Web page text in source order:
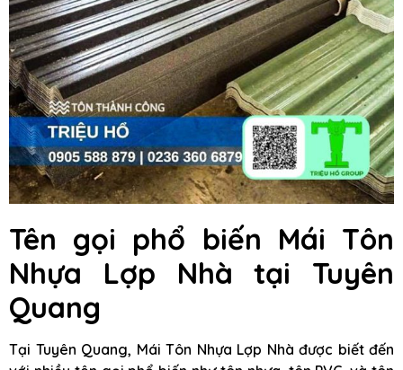
Tên gọi phổ biến Mái Tôn
Nhựa Lợp Nhà tại Tuyên
Quang
Tại Tuyên Quang, Mái Tôn Nhựa Lợp Nhà được biết đến